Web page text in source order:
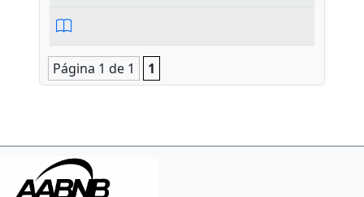
Página 1 de 1 1